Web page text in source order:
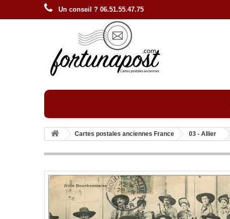
Un conseil ? 06.51.55.47.75
Cartes postales anciennes France 03 - Allier